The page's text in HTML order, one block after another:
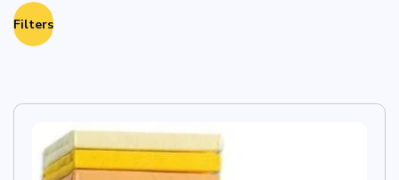
Filters